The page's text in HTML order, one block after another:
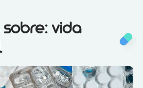
saudável
sobre: vida